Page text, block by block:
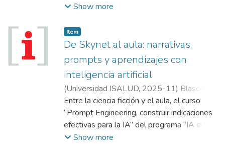
horizonte, especializado en medicamentos
y su objetivo es promover el diálogo
temprano y un acceso racional, más justo y
equitativo a los tratamientos...
Show more
Item
De Skynet al aula: narrativas,
prompts y aprendizajes con
inteligencia artificial
(Universidad ISALUD, 2025-11) Blasco,
Luis María;Corvalán, Natalia;Manzi, María
Laura
Entre la ciencia ficción y el aula, el curso
“Prompt Engineering, construir indicaciones
efectivas para la IA” del programa “IA en
clave docente” inaugura una experiencia
Show more